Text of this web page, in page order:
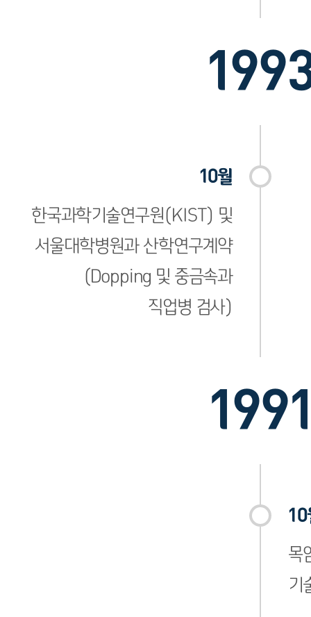
10월
한국과학기술연구원(KIST) 및
서울대학병원과 산학연구계약
(Dopping 및 중금속과
직업병 검사)
10
목
기